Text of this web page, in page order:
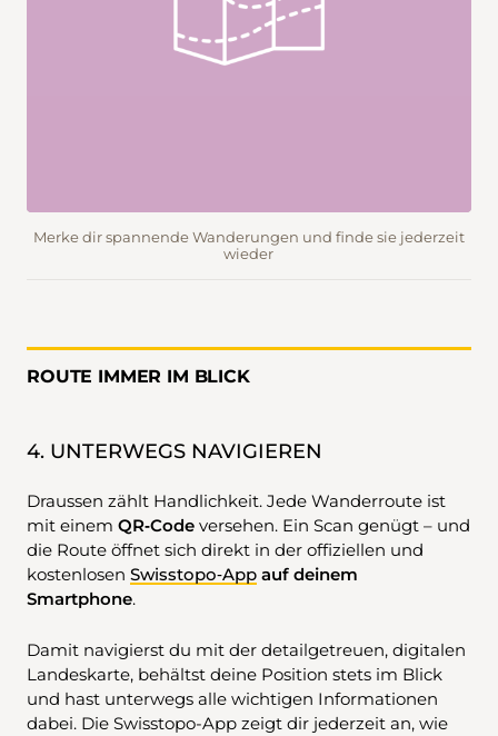
Merke dir spannende Wanderungen und finde sie jederzeit
wieder
ROUTE IMMER IM BLICK
4. UNTERWEGS NAVIGIEREN
Draussen zählt Handlichkeit. Jede Wanderroute ist
mit einem QR‑Code versehen. Ein Scan genügt – und
die Route öffnet sich direkt in der offiziellen und
kostenlosen Swisstopo‑App auf deinem
Smartphone.
Damit navigierst du mit der detailgetreuen, digitalen
Landeskarte, behältst deine Position stets im Blick
und hast unterwegs alle wichtigen Informationen
dabei. Die Swisstopo-App zeigt dir jederzeit an, wie